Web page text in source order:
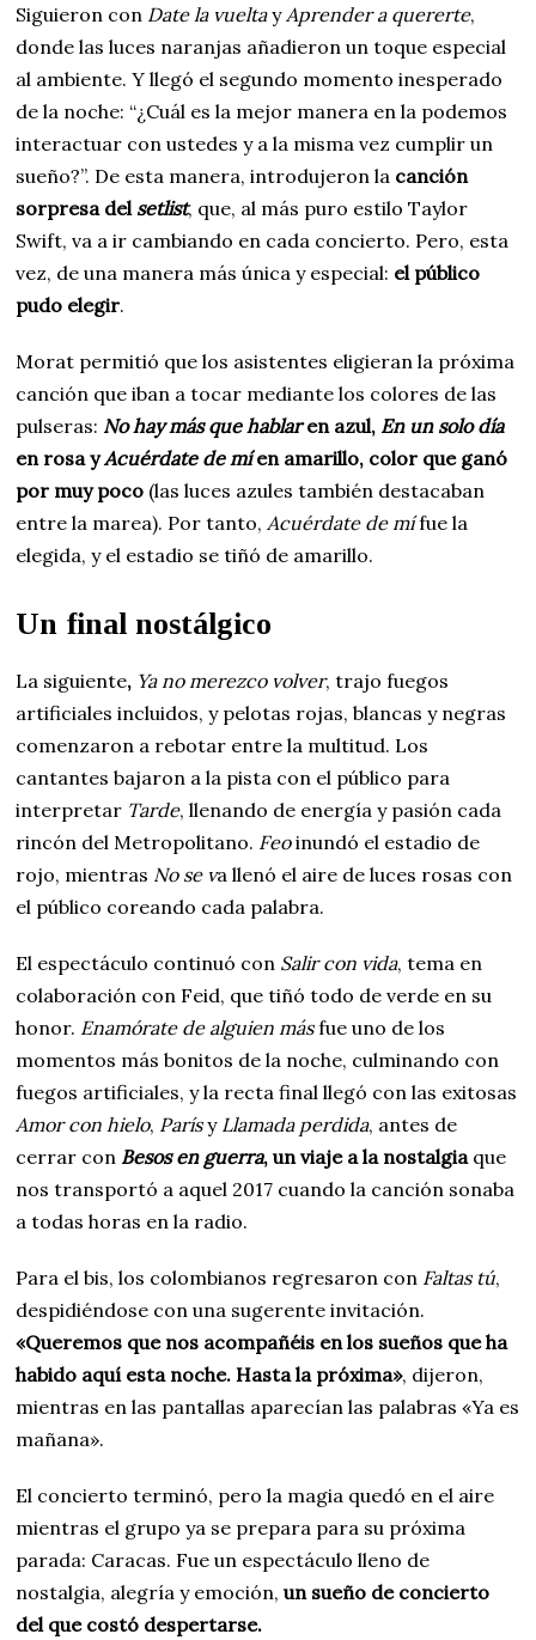
Siguieron con Date la vueltay Aprender a quererte,
donde las luces naranjas añadieron un toque especial
al ambiente. Y llegó el segundo momento inesperado
de la noche: “¿Cuál es la mejor manera en la podemos
interactuar con ustedes y a la misma vez cumplir un
sueño?”. De esta manera, introdujeron la canción
sorpresa del setlist, que, al más puro estilo Taylor
Swift, va a ir cambiando en cada concierto. Pero, esta
vez, de una manera más única y especial: el público
pudo elegir.
Morat permitió que los asistentes eligieran la próxima
canción que iban a tocar mediante los colores de las
pulseras: No hay más que hablaren azul, En un solo día
en rosa yAcuérdate de míen amarillo, color que ganó
por muy poco (las luces azules también destacaban
entre la marea). Por tanto, Acuérdate de mífue la
elegida, y el estadio se tiñó de amarillo.
Un final nostálgico
La siguiente, Ya no merezco volver, trajo fuegos
artificiales incluidos, y pelotas rojas, blancas y negras
comenzaron a rebotar entre la multitud. Los
cantantes bajaron a la pista con el público para
interpretar Tarde, llenando de energía y pasión cada
rincón del Metropolitano. Feoinundó el estadio de
rojo, mientras No se va llenó el aire de luces rosas con
el público coreando cada palabra.
El espectáculo continuó con Salir con vida, tema en
colaboración con Feid, que tiñó todo de verde en su
honor. Enamórate de alguien másfue uno de los
momentos más bonitos de la noche, culminando con
fuegos artificiales, y la recta final llegó con las exitosas
Amor con hielo, Parísy Llamada perdida, antes de
cerrar con Besos en guerra, un viaje a la nostalgia que
nos transportó a aquel 2017 cuando la canción sonaba
a todas horas en la radio.
Para el bis, los colombianos regresaron con Faltas tú,
despidiéndose con una sugerente invitación.
«Queremos que nos acompañéis en los sueños que ha
habido aquí esta noche. Hasta la próxima», dijeron,
mientras en las pantallas aparecían las palabras «Ya es
mañana».
El concierto terminó, pero la magia quedó en el aire
mientras el grupo ya se prepara para su próxima
parada: Caracas. Fue un espectáculo lleno de
nostalgia, alegría y emoción, un sueño de concierto
del que costó despertarse.